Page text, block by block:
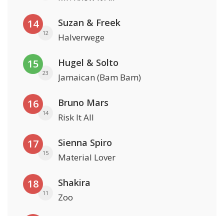
14
12
Suzan & Freek
Halverwege
15
23
Hugel & Solto
Jamaican (Bam Bam)
16
14
Bruno Mars
Risk It All
17
15
Sienna Spiro
Material Lover
18
11
Shakira
Zoo